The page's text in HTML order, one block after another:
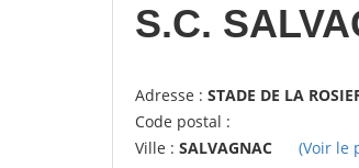
S.C.
Adresse : STADE DE LA
Code postal :
Ville : SALVAGNAC
(Voir le